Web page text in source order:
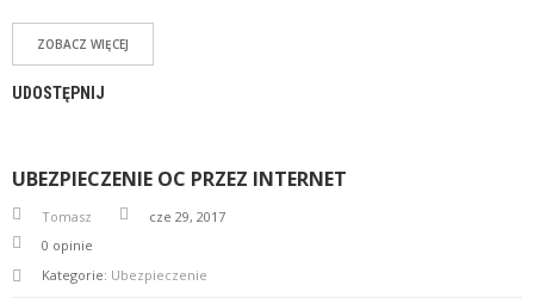
W
L
Ó
U
B
E
Z
ZOBACZ WIĘCEJ
UDOSTĘPNIJ
UBEZPIECZENIE OC PRZEZ INTERNET
Tomasz
cze 29, 2017
0 opinie
Kategorie: Ubezpieczenie